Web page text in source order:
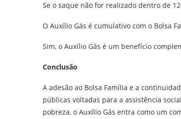
Se o saque não for realizado dentro de
O Auxílio Gás é cumulativo com o Bolsa
Sim, o Auxílio Gás é um benefício
Conclusão
A adesão ao Bolsa Família e a
públicas voltadas para a assistência
pobreza, o Auxílio Gás entra como um